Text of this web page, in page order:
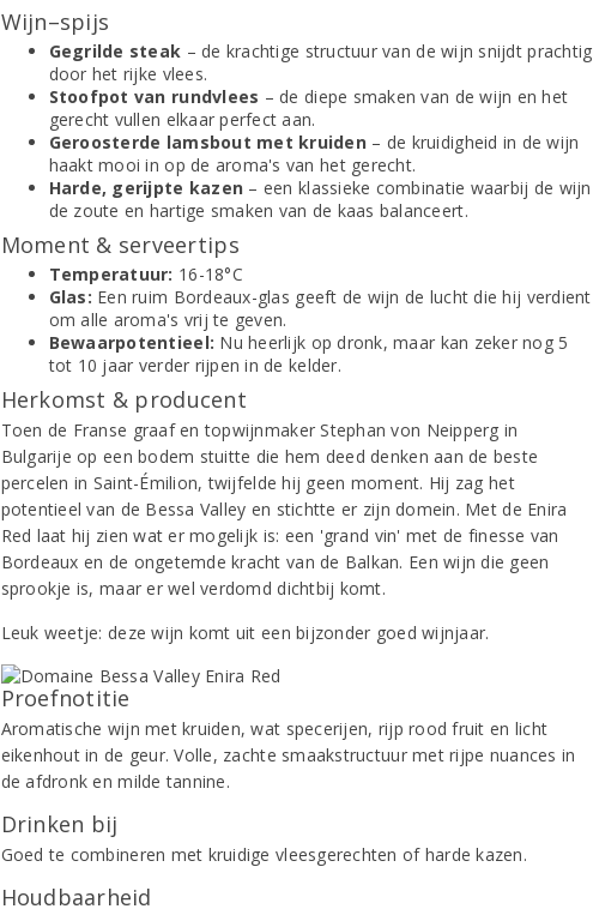
Wijn–spijs
Gegrilde steak – de krachtige structuur van de wijn snijdt prachtig
door het rijke vlees.
Stoofpot van rundvlees – de diepe smaken van de wijn en het
gerecht vullen elkaar perfect aan.
Geroosterde lamsbout met kruiden – de kruidigheid in de wijn
haakt mooi in op de aroma's van het gerecht.
Harde, gerijpte kazen – een klassieke combinatie waarbij de wijn
de zoute en hartige smaken van de kaas balanceert.
Moment & serveertips
Temperatuur: 16-18°C
Glas: Een ruim Bordeaux-glas geeft de wijn de lucht die hij verdient
om alle aroma's vrij te geven.
Bewaarpotentieel: Nu heerlijk op dronk, maar kan zeker nog 5
tot 10 jaar verder rijpen in de kelder.
Herkomst & producent
Toen de Franse graaf en topwijnmaker Stephan von Neipperg in
Bulgarije op een bodem stuitte die hem deed denken aan de beste
percelen in Saint-Émilion, twijfelde hij geen moment. Hij zag het
potentieel van de Bessa Valley en stichtte er zijn domein. Met de Enira
Red laat hij zien wat er mogelijk is: een 'grand vin' met de finesse van
Bordeaux en de ongetemde kracht van de Balkan. Een wijn die geen
sprookje is, maar er wel verdomd dichtbij komt.
Leuk weetje: deze wijn komt uit een bijzonder goed wijnjaar.
Proefnotitie
Aromatische wijn met kruiden, wat specerijen, rijp rood fruit en licht
eikenhout in de geur. Volle, zachte smaakstructuur met rijpe nuances in
de afdronk en milde tannine.
Drinken bij
Goed te combineren met kruidige vleesgerechten of harde kazen.
Houdbaarheid